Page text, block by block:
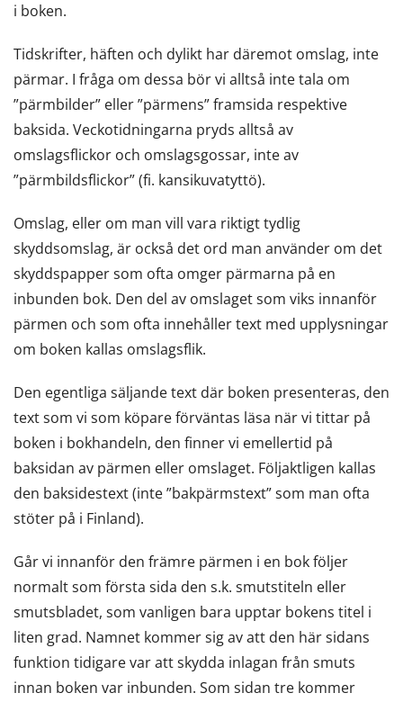
i boken.
Tidskrifter, häften och dylikt har däremot omslag, inte
pärmar. I fråga om dessa bör vi alltså inte tala om
”pärmbilder” eller ”pärmens” framsida respektive
baksida. Veckotidningarna pryds alltså av
omslagsflickor och omslagsgossar, inte av
”pärmbildsflickor” (fi. kansikuvatyttö).
Omslag, eller om man vill vara riktigt tydlig
skyddsomslag, är också det ord man använder om det
skyddspapper som ofta omger pärmarna på en
inbunden bok. Den del av omslaget som viks innanför
pärmen och som ofta innehåller text med upplysningar
om boken kallas omslagsflik.
Den egentliga säljande text där boken presenteras, den
text som vi som köpare förväntas läsa när vi tittar på
boken i bokhandeln, den finner vi emellertid på
baksidan av pärmen eller omslaget. Följaktligen kallas
den baksidestext (inte ”bakpärmstext” som man ofta
stöter på i Finland).
Går vi innanför den främre pärmen i en bok följer
normalt som första sida den s.k. smutstiteln eller
smutsbladet, som vanligen bara upptar bokens titel i
liten grad. Namnet kommer sig av att den här sidans
funktion tidigare var att skydda inlagan från smuts
innan boken var inbunden. Som sidan tre kommer